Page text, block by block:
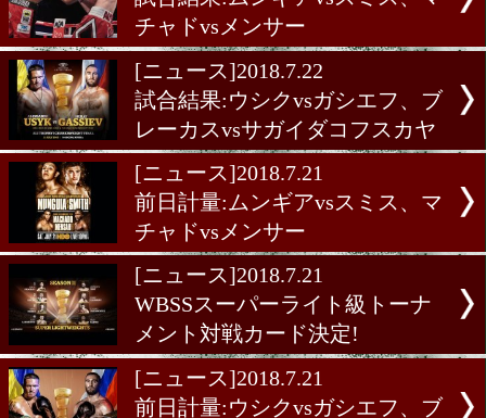
9.8 NYで正式決定!ガルシ
ーター
[ニュース]2018.7.24
伊藤vsディアス戦 オフィ
発表
[ニュース]2018.7.23
今週の海外注目試合
[ニュース]2018.7.22
試合結果:ムンギアvsスミ